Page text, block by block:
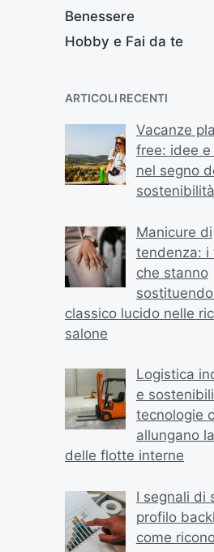
Benessere
Hobby e Fai da te
ARTICOLI RECENTI
Vacanze
free: idee e
nel segno
sostenibilità
Manicure di
tendenza: i
che stanno
classico lucido nelle
salone
Logistica
e
tecnologie
allungano
delle flotte interne
I segnali di
profilo
come